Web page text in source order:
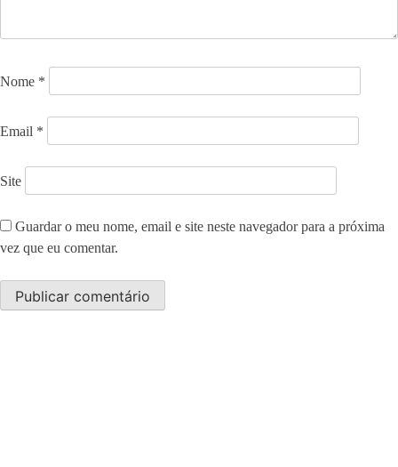
Nome *
Email *
Site
Guardar o meu nome, email e site neste navegador para a próxima
vez que eu comentar.